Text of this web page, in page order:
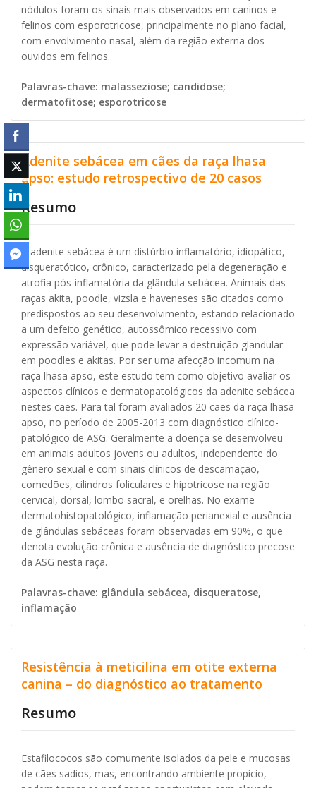
nódulos foram os sinais mais observados em caninos e
felinos com esporotricose, principalmente no plano facial,
com envolvimento nasal, além da região externa dos
ouvidos em felinos.
Palavras-chave: malasseziose; candidose;
dermatofitose; esporotricose
Adenite sebácea em cães da raça lhasa
apso: estudo retrospectivo de 20 casos
Resumo
A adenite sebácea é um distúrbio inflamatório, idiopático,
disqueratótico, crônico, caracterizado pela degeneração e
atrofia pós-inflamatória da glândula sebácea. Animais das
raças akita, poodle, vizsla e haveneses são citados como
predispostos ao seu desenvolvimento, estando relacionado
a um defeito genético, autossômico recessivo com
expressão variável, que pode levar a destruição glandular
em poodles e akitas. Por ser uma afecção incomum na
raça lhasa apso, este estudo tem como objetivo avaliar os
aspectos clínicos e dermatopatológicos da adenite sebácea
nestes cães. Para tal foram avaliados 20 cães da raça lhasa
apso, no período de 2005-2013 com diagnóstico clínico-
patológico de ASG. Geralmente a doença se desenvolveu
em animais adultos jovens ou adultos, independente do
gênero sexual e com sinais clínicos de descamação,
comedões, cilindros foliculares e hipotricose na região
cervical, dorsal, lombo sacral, e orelhas. No exame
dermatohistopatológico, inflamação perianexial e ausência
de glândulas sebáceas foram observadas em 90%, o que
denota evolução crônica e ausência de diagnóstico precose
da ASG nesta raça.
Palavras-chave: glândula sebácea, disqueratose,
inflamação
Resistência à meticilina em otite externa
canina – do diagnóstico ao tratamento
Resumo
Estafilococos são comumente isolados da pele e mucosas
de cães sadios, mas, encontrando ambiente propício,